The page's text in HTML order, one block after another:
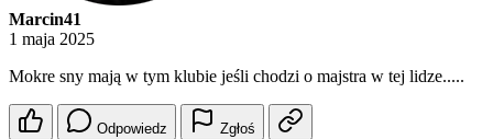
Marcin41
1 maja 2025
Mokre sny mają w tym klubie jeśli chodzi o majstra w tej lidze.....
Odpowiedz Zgłoś